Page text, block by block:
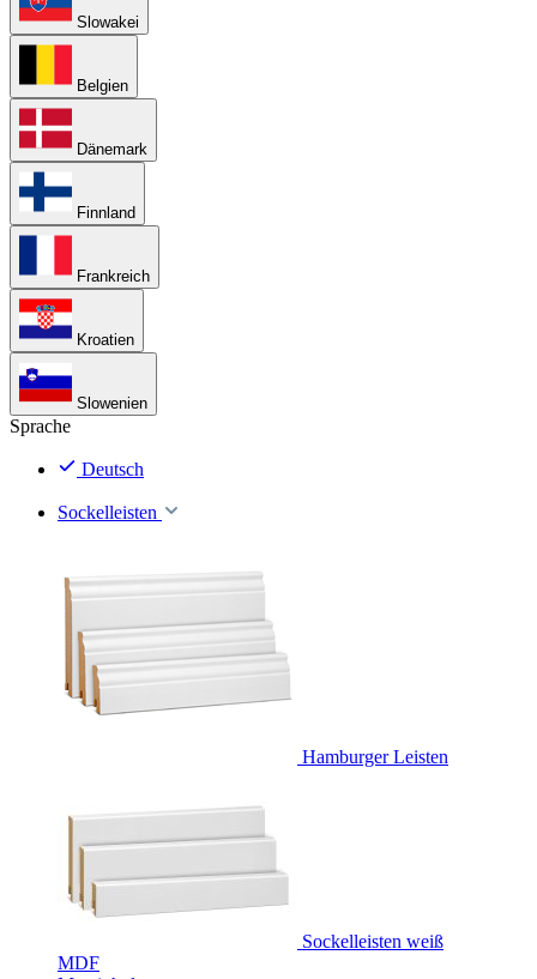
Slowakei
Belgien
Dänemark
Finnland
Frankreich
Kroatien
Slowenien
Sprache
Deutsch
Sockelleisten
Hamburger Leisten
Sockelleisten weiß
MDF